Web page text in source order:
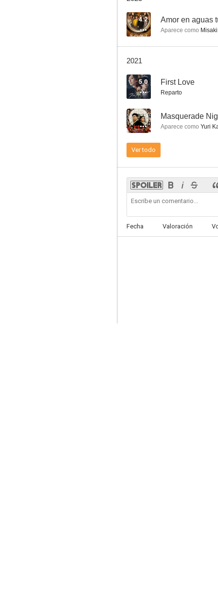
--
--
4.2 Amor en aguas
Aparece como
2021
5.0 First Love
Reparto
-- Masquerade
Aparece como Yuri
Ver todo
Fecha Valoración